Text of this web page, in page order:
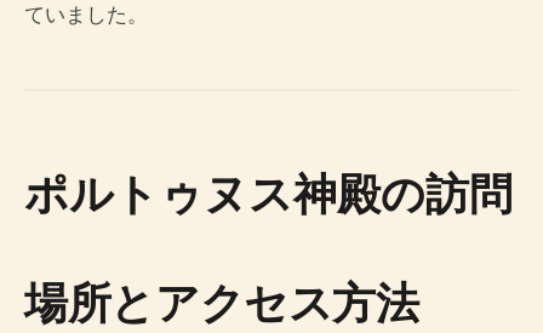
ていました。
ポルトゥヌス神殿の訪問
場所とアクセス方法